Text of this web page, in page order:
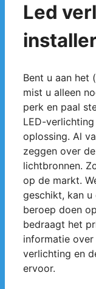
Led
Bent u aan het
mist u alleen
perk en paal
LED-
oplossing. Al
zeggen over
lichtbronnen.
op de markt.
geschikt, kan
beroep doen
bedraagt het
informatie
verlichting en
ervoor.